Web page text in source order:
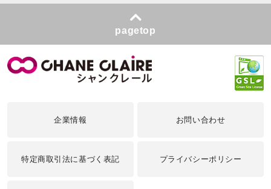
pagetop
企業情報 お問い合わせ
特定商取引法に基づく表記 プライバシーポリシー